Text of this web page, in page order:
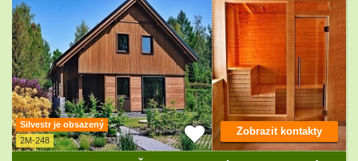
Silvestr je obsazený
2M-248
Zobrazit kontakty